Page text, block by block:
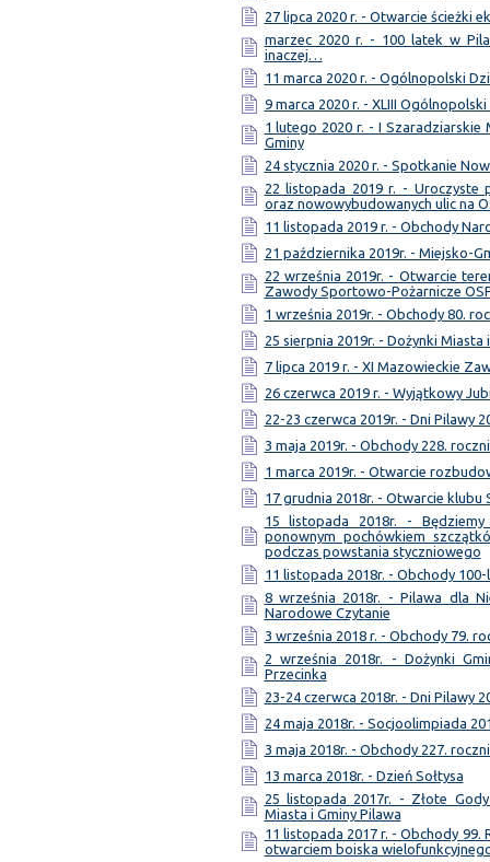
27 lipca 2020 r. - Otwarcie ścieżki
marzec 2020 r. - 100 latek w
inaczej…
11 marca 2020 r. - Ogólnopolski
9 marca 2020 r. - XLIII
1 lutego 2020 r. - I
Gminy
24 stycznia 2020 r. - Spotkanie
22 listopada 2019 r. - Uroczyste
oraz nowowybudowanych ulic na
11 listopada 2019 r. - Obchody
21 października 2019r. - Miejsko-
22 września 2019r. - Otwarcie
Zawody Sportowo-Pożarnicze
1 września 2019r. - Obchody 80.
25 sierpnia 2019r. - Dożynki Miasta
7 lipca 2019 r. - XI Mazowieckie
26 czerwca 2019 r. - Wyjątkowy
22-23 czerwca 2019r. - Dni Pilawy
3 maja 2019r. - Obchody 228.
1 marca 2019r. - Otwarcie
17 grudnia 2018r. - Otwarcie klubu
15 listopada 2018r. -
ponownym pochówkiem
podczas powstania styczniowego
11 listopada 2018r. - Obchody
8 września 2018r. - Pilawa dla
Narodowe Czytanie
3 września 2018 r. - Obchody 79.
2 września 2018r. - Dożynki
Przecinka
23-24 czerwca 2018r. - Dni Pilawy
24 maja 2018r. - Socjoolimpiada
3 maja 2018r. - Obchody 227.
13 marca 2018r. - Dzień Sołtysa
25 listopada 2017r. - Złote
Miasta i Gminy Pilawa
11 listopada 2017 r. - Obchody 99.
otwarciem boiska